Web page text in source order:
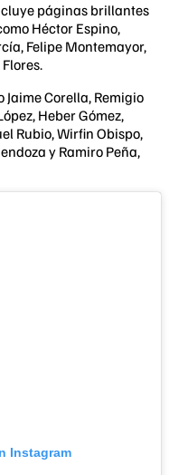
páginas brillantes
Héctor Espino,
Felipe Montemayor,
Corella, Remigio
Heber Gómez,
Rubio, Wirfin Obispo,
y Ramiro Peña,
Instagram